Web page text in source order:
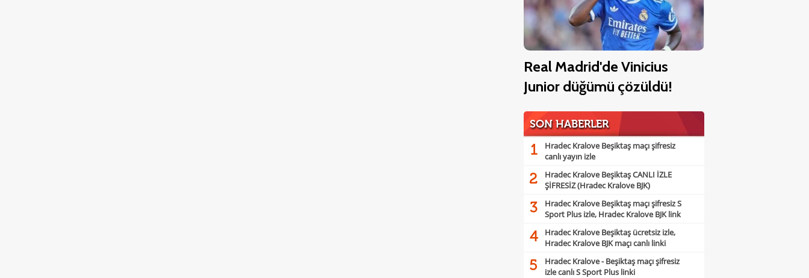
Real Madrid'de Vinicius
Junior düğümü çözüldü!
SON HABERLER
1
Hradec Kralove Beşiktaş maçı şifresiz
canlı yayın izle
2
Hradec Kralove Beşiktaş CANLI İZLE
ŞİFRESİZ (Hradec Kralove BJK)
3
Hradec Kralove Beşiktaş maçı şifresiz S
Sport Plus izle, Hradec Kralove BJK link
4
Hradec Kralove Beşiktaş ücretsiz izle,
Hradec Kralove BJK maçı canlı linki
5
Hradec Kralove - Beşiktaş maçı şifresiz
izle canlı S Sport Plus linki